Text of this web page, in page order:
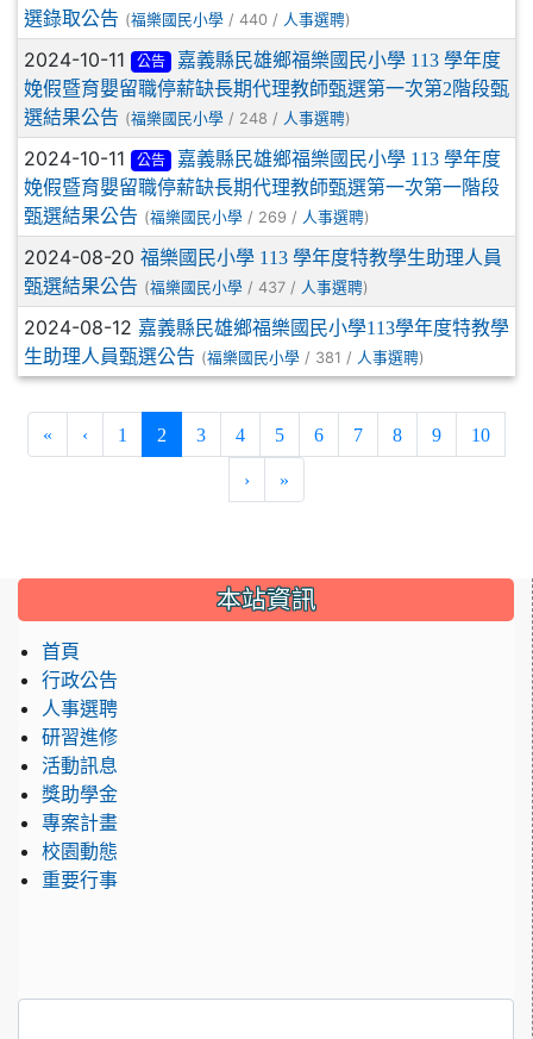
選錄取公告 (福樂國民小學 / 440 / 人事選聘)
2024-10-11 公告
嘉義縣民雄鄉福樂國民小學 113 學年度
娩假暨育嬰留職停薪缺長期代理教師甄選第一次第2階段甄
選結果公告 (福樂國民小學 / 248 / 人事選聘)
2024-10-11 公告
嘉義縣民雄鄉福樂國民小學 113 學年度
娩假暨育嬰留職停薪缺長期代理教師甄選第一次第一階段
甄選結果公告 (福樂國民小學 / 269 / 人事選聘)
2024-08-20 福樂國民小學 113 學年度特教學生助理人員
甄選結果公告 (福樂國民小學 / 437 / 人事選聘)
2024-08-12 嘉義縣民雄鄉福樂國民小學113學年度特教學
生助理人員甄選公告 (福樂國民小學 / 381 / 人事選聘)
« ‹ 1 2 (current)
3 4 5 6 7 8 9 10
› »
::: 本站資訊
首頁
行政公告
人事選聘
研習進修
活動訊息
獎助學金
專案計畫
校園動態
重要行事